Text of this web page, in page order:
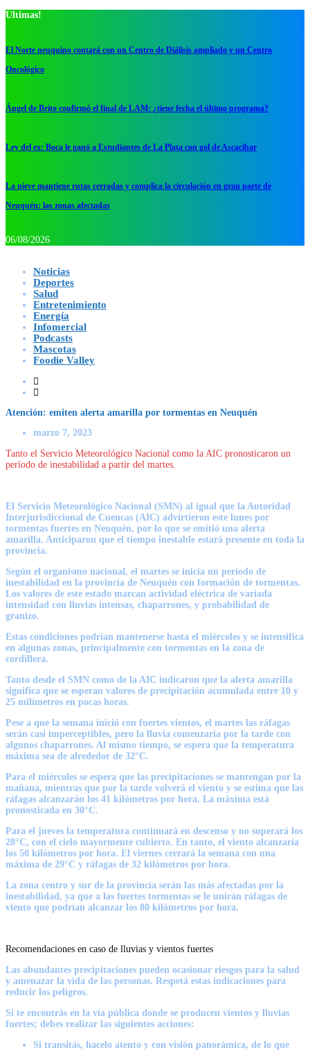
Ultimas!
El Norte neuquino contará con un Centro de Diálisis ampliado y un Centro
Oncológico
Ángel de Brito confirmó el final de LAM: ¿tiene fecha el último programa?
Ley del ex: Boca le ganó a Estudiantes de La Plata con gol de Ascacibar
La nieve mantiene rutas cerradas y complica la circulación en gran parte de
Neuquén: las zonas afectadas
06/08/2026
Noticias
Deportes
Salud
Entretenimiento
Energía
Infomercial
Podcasts
Mascotas
Foodie Valley
Atención: emiten alerta amarilla por tormentas en Neuquén
marzo 7, 2023
Tanto el Servicio Meteorológico Nacional como la AIC pronosticaron un
período de inestabilidad a partir del martes.
El Servicio Meteorológico Nacional (SMN) al igual que la Autoridad
Interjurisdiccional de Cuencas (AIC) advirtieron este lunes por
tormentas fuertes en Neuquén, por lo que se emitió una alerta
amarilla. Anticiparon que el tiempo inestable estará presente en toda la
provincia.
Según el organismo nacional, el martes se inicia un período de
inestabilidad en la provincia de Neuquén con formación de tormentas.
Los valores de este estado marcan actividad eléctrica de variada
intensidad con lluvias intensas, chaparrones, y probabilidad de
granizo.
Estas condiciones podrían mantenerse hasta el miércoles y se intensifica
en algunas zonas, principalmente con tormentas en la zona de
cordillera.
Tanto desde el SMN como de la AIC indicaron que la alerta amarilla
significa que se esperan valores de precipitación acumulada entre 10 y
25 milímetros en pocas horas.
Pese a que la semana inició con fuertes vientos, el martes las ráfagas
serán casi imperceptibles, pero la lluvia comenzaría por la tarde con
algunos chaparrones. Al mismo tiempo, se espera que la temperatura
máxima sea de alrededor de 32°C.
Para el miércoles se espera que las precipitaciones se mantengan por la
mañana, mientras que por la tarde volverá el viento y se estima que las
ráfagas alcanzarán los 41 kilómetros por hora. La máxima está
pronosticada en 30°C.
Para el jueves la temperatura continuará en descenso y no superará los
28°C, con el cielo mayormente cubierto. En tanto, el viento alcanzaría
los 50 kilómetros por hora. El viernes cerrará la semana con una
máxima de 29°C y ráfagas de 32 kilómetros por hora.
La zona centro y sur de la provincia serán las más afectadas por la
inestabilidad, ya que a las fuertes tormentas se le unirán ráfagas de
viento que podrían alcanzar los 80 kilómetros por hora.
Recomendaciones en caso de lluvias y vientos fuertes
Las abundantes precipitaciones pueden ocasionar riesgos para la salud
y amenazar la vida de las personas. Respetá estas indicaciones para
reducir los peligros.
Si te encontrás en la vía pública donde se producen vientos y lluvias
fuertes; debes realizar las siguientes acciones:
Si transitás, hacelo atento y con visión panorámica, de lo que